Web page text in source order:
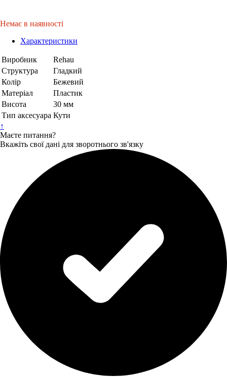
Немає в наявності
Характеристики
Виробник
Rehau
Структура
Гладкий
Колір
Бежевий
Матеріал
Пластик
Висота
30 мм
Тип аксесуара Кути
↑
Маєте питання?
Вкажіть свої дані для зворотнього зв'язку